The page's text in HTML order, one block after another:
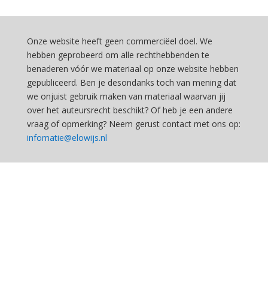
Onze website heeft geen commerciëel doel. We
hebben geprobeerd om alle rechthebbenden te
benaderen vóór we materiaal op onze website hebben
gepubliceerd. Ben je desondanks toch van mening dat
we onjuist gebruik maken van materiaal waarvan jij
over het auteursrecht beschikt? Of heb je een andere
vraag of opmerking? Neem gerust contact met ons op:
infomatie@elowijs.nl